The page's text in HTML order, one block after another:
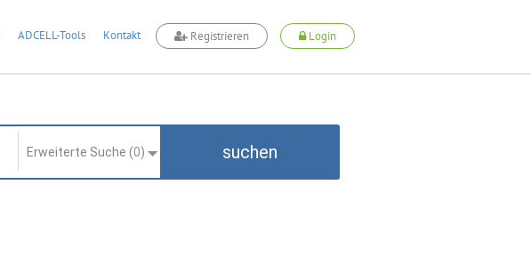
ADCELL-Tools Kontakt Registrieren Login
Erweiterte Suche (0) suchen